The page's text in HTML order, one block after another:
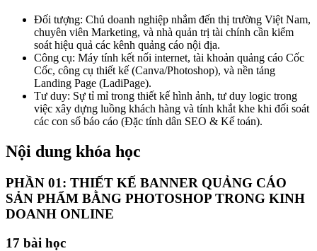
Đối tượng: Chủ doanh nghiệp nhắm đến thị trường Việt Nam,
chuyên viên Marketing, và nhà quản trị tài chính cần kiểm
soát hiệu quả các kênh quảng cáo nội địa.
Công cụ: Máy tính kết nối internet, tài khoản quảng cáo Cốc
Cốc, công cụ thiết kế (Canva/Photoshop), và nền tảng
Landing Page (LadiPage).
Tư duy: Sự tỉ mỉ trong thiết kế hình ảnh, tư duy logic trong
việc xây dựng luồng khách hàng và tính khắt khe khi đối soát
các con số báo cáo (Đặc tính dân SEO & Kế toán).
Nội dung khóa học
PHẦN 01: THIẾT KẾ BANNER QUẢNG CÁO
SẢN PHẨM BẰNG PHOTOSHOP TRONG KINH
DOANH ONLINE
17 bài học